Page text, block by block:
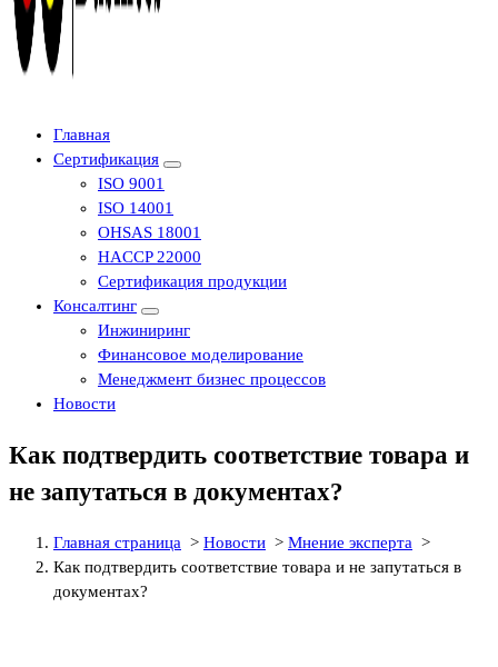
Центр сертификации в Уфе ( услуги по сертификации продукции ,
оформление декларации соответствия, отказного письма)
Главная
Сертификация
ISO 9001
ISO 14001
OHSAS 18001
HACCP 22000
Сертификация продукции
Консалтинг
Инжиниринг
Финансовое моделирование
Менеджмент бизнес процессов
Новости
Как подтвердить соответствие товара и
не запутаться в документах?
Главная страница > Новости > Мнение эксперта >
Как подтвердить соответствие товара и не запутаться в
документах?